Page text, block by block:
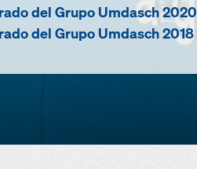
del Grupo Umdasch 2020
del Grupo Umdasch 2018